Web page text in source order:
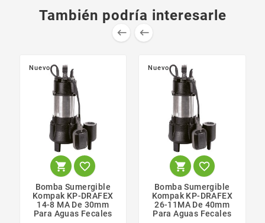
También podría interesarle
 
Nuevo
 
Bomba Sumergible
Kompak KP-DRAFEX
14-8 MA De 30mm
Para Aguas Fecales
Nuevo
 
Bomba Sumergible
Kompak KP-DRAFEX
26-11MA De 40mm
Para Aguas Fecales